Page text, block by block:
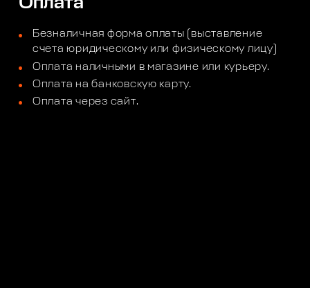
Безналичная форма оплаты (выставление
счета юридическому или физическому лицу)
Оплата наличными в магазине или курьеру.
Оплата на банковскую карту.
Оплата через сайт.